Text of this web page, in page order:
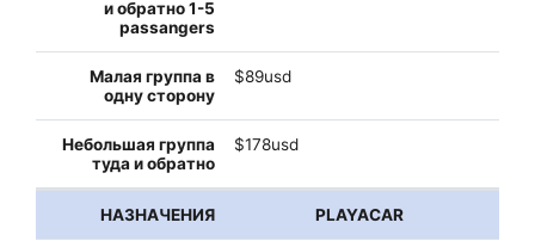
$89usd
$178usd
PLAYACAR